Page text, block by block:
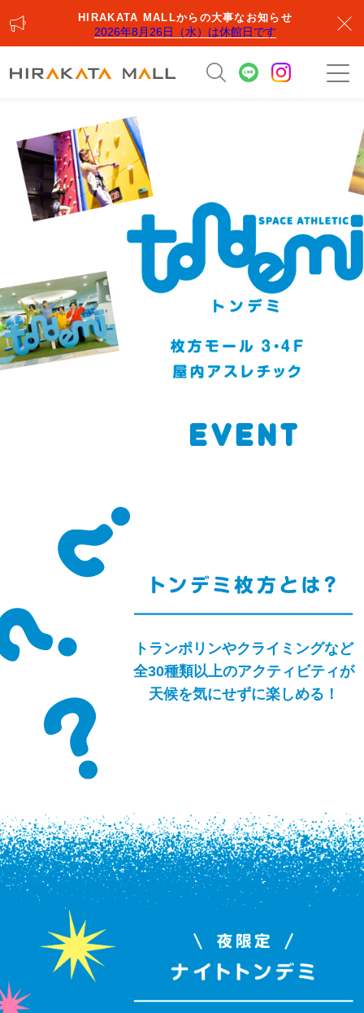
HIRAKATA MALLからの大事なお知らせ
2026年8月26日（水）は休館日です
トランポリンやクライミングなど
全30種類以上のアクティビティが
天候を気にせずに楽しめる！